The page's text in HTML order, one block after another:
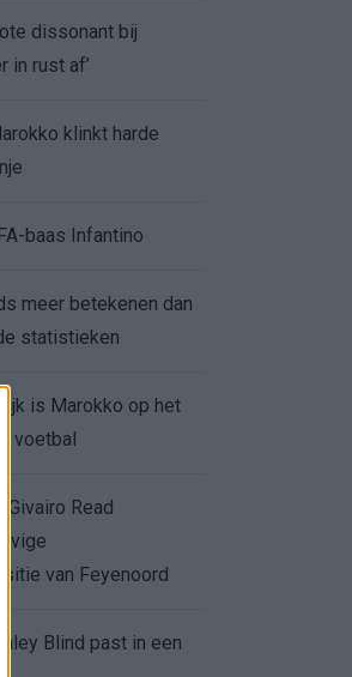
dissonant bij
in rust af’
klinkt harde
baas Infantino
meer betekenen dan
statistieken
is Marokko op het
voetbal
Read
van Feyenoord
Blind past in een